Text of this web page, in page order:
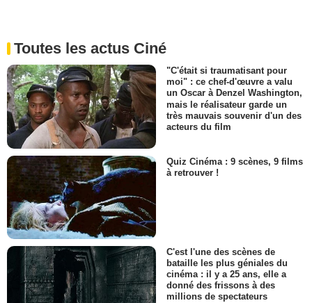
Toutes les actus Ciné
"C'était si traumatisant pour
moi" : ce chef-d'œuvre a valu
un Oscar à Denzel Washington,
mais le réalisateur garde un
très mauvais souvenir d'un des
acteurs du film
Quiz Cinéma : 9 scènes, 9 films
à retrouver !
C'est l'une des scènes de
bataille les plus géniales du
cinéma : il y a 25 ans, elle a
donné des frissons à des
millions de spectateurs